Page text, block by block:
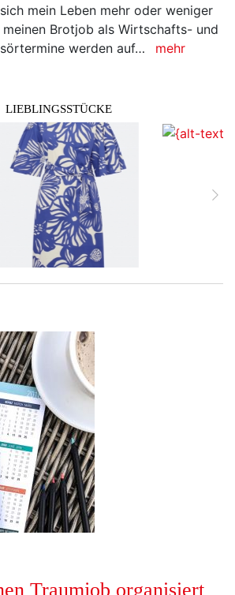
mein Leben mehr oder weniger
Brotjob als Wirtschafts- und
werden auf…
mehr
LIEBLINGSSTÜCKE
vor
Traumjob organisiert